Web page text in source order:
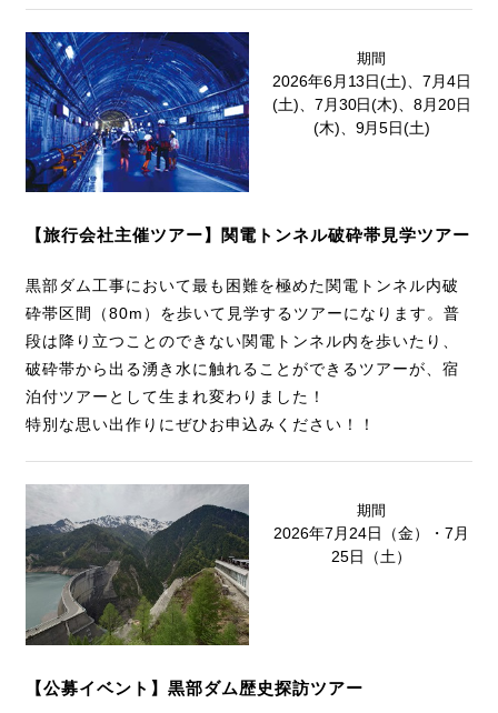
期間
2026年6月13日(土)、7月4日
(土)、7月30日(木)、8月20日
(木)、9月5日(土)
【旅行会社主催ツアー】関電トンネル破砕帯見学ツアー
黒部ダム工事において最も困難を極めた関電トンネル内破
砕帯区間（80m）を歩いて見学するツアーになります。普
段は降り立つことのできない関電トンネル内を歩いたり、
破砕帯から出る湧き水に触れることができるツアーが、宿
泊付ツアーとして生まれ変わりました！
特別な思い出作りにぜひお申込みください！！
期間
2026年7月24日（金）・7月
25日（土）
【公募イベント】黒部ダム歴史探訪ツアー